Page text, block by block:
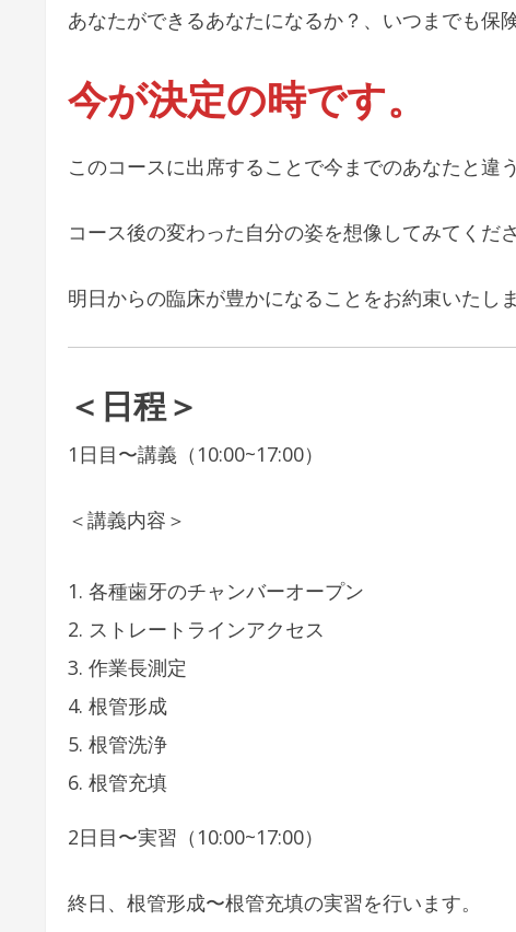
あなたができるあなたになるか？、いつまでも保
今が決定の時です。
このコースに出席することで今までのあなたと違
コース後の変わった自分の姿を想像してみてくださ
明日からの臨床が豊かになることをお約束いたしま
＜日程＞
1日目〜講義（10:00~17:00）
＜講義内容＞
各種歯牙のチャンバーオープン
ストレートラインアクセス
作業長測定
根管形成
根管洗浄
根管充填
2日目〜実習（10:00~17:00）
終日、根管形成〜根管充填の実習を行います。